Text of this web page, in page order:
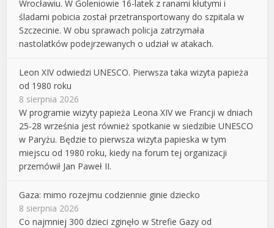
Wrocławiu. W Goleniowie 16-latek z ranami kłutymi i
śladami pobicia został przetransportowany do szpitala w
Szczecinie. W obu sprawach policja zatrzymała
nastolatków podejrzewanych o udział w atakach.
Leon XIV odwiedzi UNESCO. Pierwsza taka wizyta papieża
od 1980 roku
8 sierpnia 2026
W programie wizyty papieża Leona XIV we Francji w dniach
25-28 września jest również spotkanie w siedzibie UNESCO
w Paryżu. Będzie to pierwsza wizyta papieska w tym
miejscu od 1980 roku, kiedy na forum tej organizacji
przemówił Jan Paweł II.
Gaza: mimo rozejmu codziennie ginie dziecko
8 sierpnia 2026
Co najmniej 300 dzieci zginęło w Strefie Gazy od